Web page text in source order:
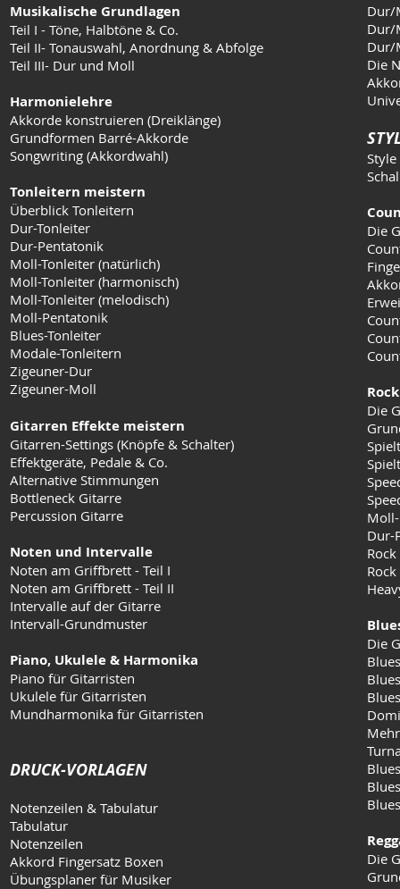
Musikalische Grundlagen
Teil I - Töne, Halbtöne & Co.
Teil II- Tonauswahl, Anordnung & Abfolge
Teil III- Dur und Moll
Harmonielehre
Akkorde konstruieren (Dreiklänge)
Grundformen Barré-Akkorde
Songwriting (Akkordwahl)
Tonleitern meistern
Überblick Tonleitern
Dur-Tonleiter
Dur-Pentatonik
Moll-Tonleiter (natürlich)
Moll-Tonleiter (harmonisch)
Moll-Tonleiter (melodisch)
Moll-Pentatonik
Blues-Tonleiter
Modale-Tonleitern
Zigeuner-Dur
Zigeuner-Moll
Gitarren Effekte meistern
Gitarren-Settings (Knöpfe & Schalter)
Effektgeräte, Pedale & Co.
Alternative Stimmungen
Bottleneck Gitarre
Percussion Gitarre
Noten und Intervalle
Noten am Griffbrett - Teil I
Noten am Griffbrett - Teil II
Intervalle auf der Gitarre
Intervall-Grundmuster
Piano, Ukulele & Harmonika
Piano für Gitarristen
Ukulele für Gitarristen
Mundharmonika für Gitarristen
DRUCK-VORLAGEN
Notenzeilen & Tabulatur
Tabulatur
Notenzeilen
Akkord Fingersatz Boxen
Übungsplaner für Musiker
Dur/
Dur/
Dur/
Die
Die
Die
Dur-
Die
Die